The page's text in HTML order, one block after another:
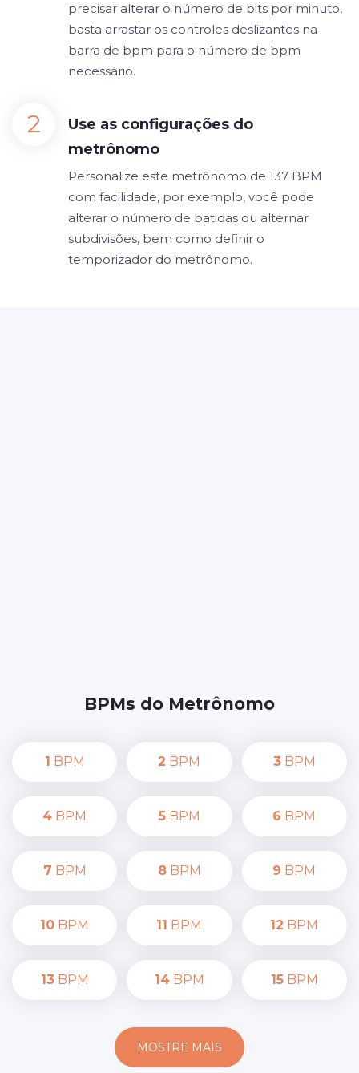
precisar alterar o número de bits por minuto,
basta arrastar os controles deslizantes na
barra de bpm para o número de bpm
necessário.
Use as configurações do
metrônomo
Personalize este metrônomo de 137 BPM
com facilidade, por exemplo, você pode
alterar o número de batidas ou alternar
subdivisões, bem como definir o
temporizador do metrônomo.
BPMs do Metrônomo
1 BPM 2 BPM 3BPM
4 BPM 5BPM 6 BPM
7 BPM 8BPM 9 BPM
10 BPM 11 BPM 12 BPM
13BPM 14BPM 15BPM
MOSTRE MAIS